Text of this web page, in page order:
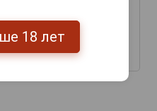
Vanilla
400 руб.
18 лет